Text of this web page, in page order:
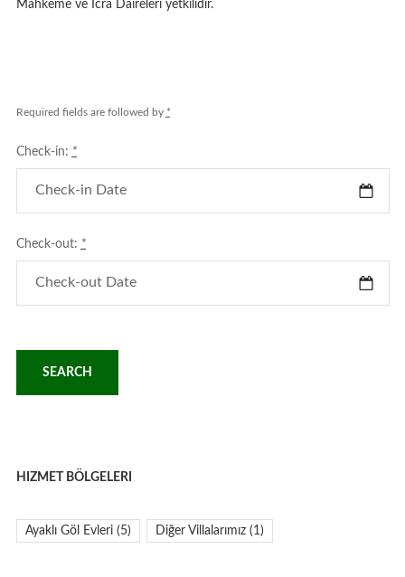
Mahkeme ve İcra Daireleri yetkilidir.
Required fields are followed by *
Check-in: *
Check-out: *
HIZMET BÖLGELERI
Ayaklı Göl Evleri(5) Diğer Villalarımız(1)